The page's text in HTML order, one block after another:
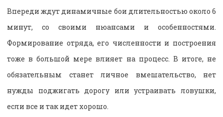
Впереди ждут динамичные бои длительностью около 6
минут, со своими нюансами и особенностями.
Формирование отряда, его численности и построения
тоже в большой мере влияет на процесс. В итоге, не
обязательным станет личное вмешательство, нет
нужды поджигать дорогу или устраивать ловушки,
если все и так идет хорошо.